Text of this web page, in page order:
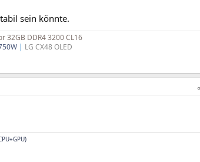
sein könnte.
32GB DDR4 3200 CL16
| LG CX48 OLED